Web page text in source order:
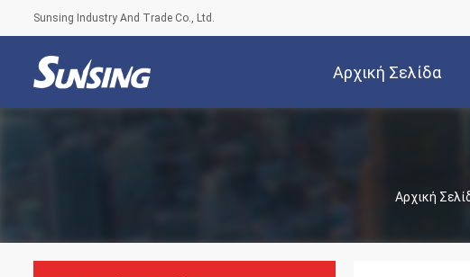
Sunsing Industry And Trade Co., Ltd.
Αρχική Σελίδα
Αρχική